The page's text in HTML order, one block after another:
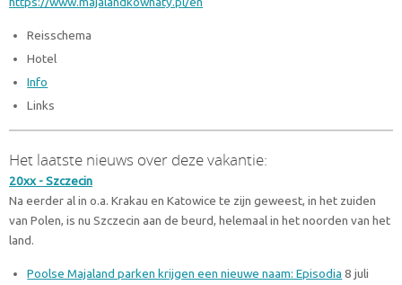
Reisschema
Hotel
Info
Links
Het laatste nieuws over deze vakantie:
20xx - Szczecin
Na eerder al in o.a. Krakau en Katowice te zijn geweest, in het zuiden
van Polen, is nu Szczecin aan de beurd, helemaal in het noorden van het
land.
Poolse Majaland parken krijgen een nieuwe naam: Episodia 8 juli